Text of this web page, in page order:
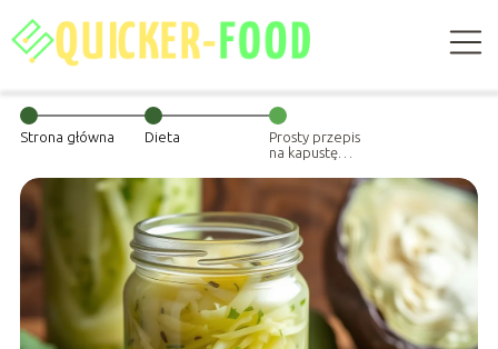
Strona główna Dieta
Prosty przepis
na kapustę
zrobić krok po